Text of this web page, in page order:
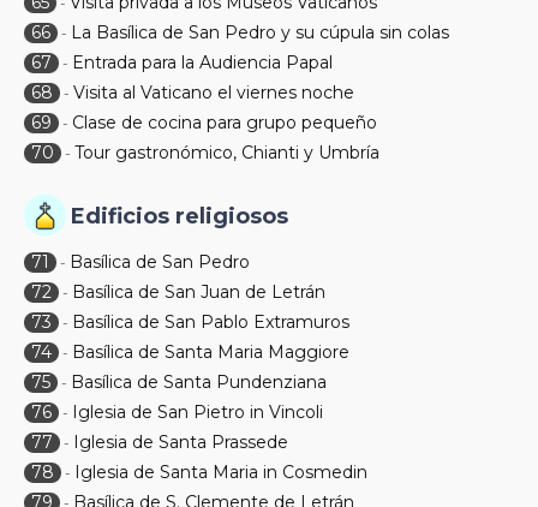
66 - La Basílica de San Pedro y su cúpula sin colas
67
- Entrada para la Audiencia Papal
68
- Visita al Vaticano el viernes noche
69
- Clase de cocina para grupo pequeño
70
- Tour gastronómico, Chianti y Umbría
Edificios religiosos
71 - Basílica de San Pedro
72 - Basílica de San Juan de Letrán
73
- Basílica de San Pablo Extramuros
74 - Basílica de Santa Maria Maggiore
75 - Basílica de Santa Pundenziana
76 - Iglesia de San Pietro in Vincoli
77
- Iglesia de Santa Prassede
78
- Iglesia de Santa Maria in Cosmedin
79
- Basílica de S. Clemente de Letrán